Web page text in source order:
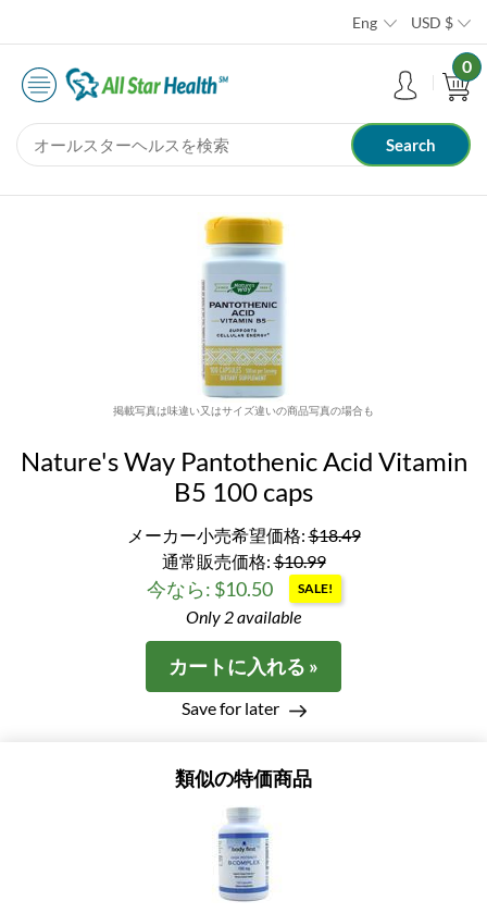
Eng USD $
0
掲載写真は味違い又はサイズ違いの商品写真の場合も
Nature's Way Pantothenic Acid Vitamin
B5 100 caps
メーカー小売希望価格:$18.49
通常販売価格:$10.99
今なら: $10.50 SALE!
Only 2 available
カートに入れる »
Save for later
類似の特価商品